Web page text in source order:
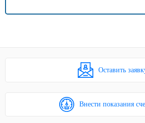
Оставить
Внести показания